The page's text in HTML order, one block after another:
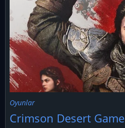
Oyunlar
Crimson Desert Game